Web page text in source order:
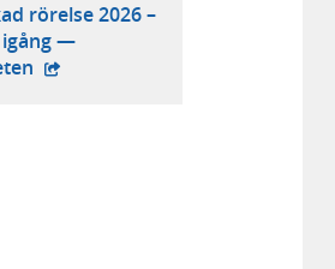
rörelse 2026 –
—
- extern webbplats,